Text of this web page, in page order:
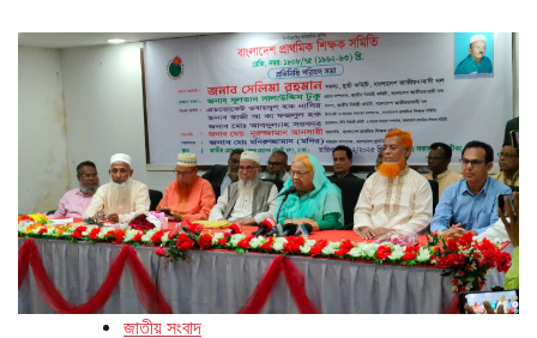
জাতীয় সংবাদ